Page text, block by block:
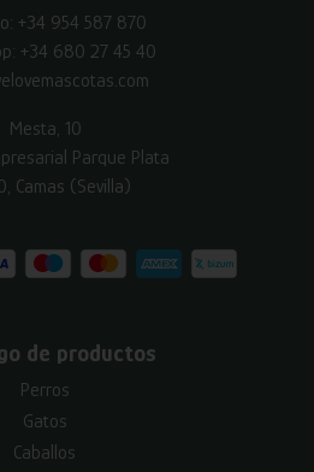
+34 954 587 870
+34 680 27 45 40
Mesta, 10
Parque Plata
Camas (Sevilla)
de productos
Perros
Gatos
Caballos